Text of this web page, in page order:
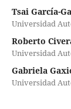
Tsai García-
Universidad
Roberto
Universidad
Gabriela
Universidad